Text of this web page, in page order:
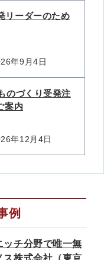
リーダーのため
年9月4日
のづくり受発注
案内
年12月4日
例
ッチ分野で唯一無
ス株式会社（東京